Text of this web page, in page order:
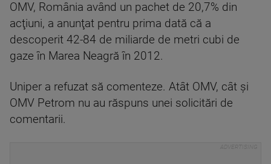
OMV, România având un pachet de 20,7% din
acţiuni, a anunţat pentru prima dată că a
descoperit 42-84 de miliarde de metri cubi de
gaze în Marea Neagră în 2012.
Uniper a refuzat să comenteze. Atât OMV, cât şi
OMV Petrom nu au răspuns unei solicitări de
comentarii.